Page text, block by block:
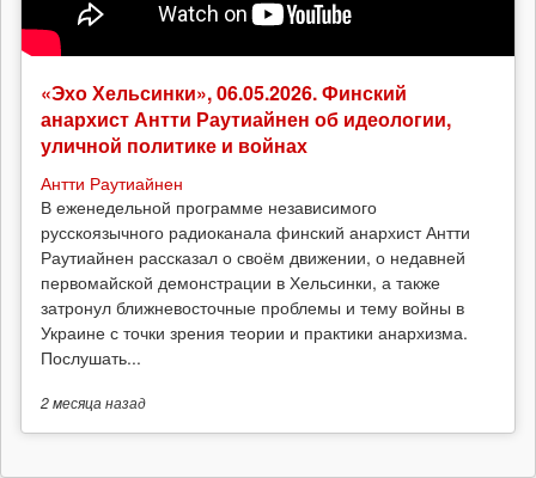
«Эхо Хельсинки», 06.05.2026. Финский
анархист Антти Раутиайнен об идеологии,
уличной политике и войнах
Антти Раутиайнен
В еженедельной программе независимого
русскоязычного радиоканала финский анархист Антти
Раутиайнен рассказал о своём движении, о недавней
первомайской демонстрации в Хельсинки, а также
затронул ближневосточные проблемы и тему войны в
Украине с точки зрения теории и практики анархизма.
Послушать...
2 месяцаназад